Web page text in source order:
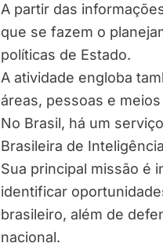
A partir das
que se fazem o
políticas de Estado.
A atividade engloba
áreas, pessoas e
No Brasil, há um
Brasileira de
Sua principal missão é
identificar
brasileiro, além de
nacional.